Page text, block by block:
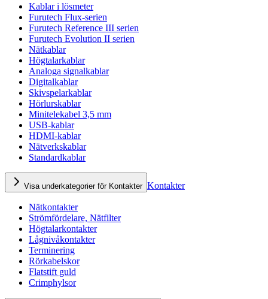
Kablar i lösmeter
Furutech Flux-serien
Furutech Reference III serien
Furutech Evolution II serien
Nätkablar
Högtalarkablar
Analoga signalkablar
Digitalkablar
Skivspelarkablar
Hörlurskablar
Minitelekabel 3,5 mm
USB-kablar
HDMI-kablar
Nätverkskablar
Standardkablar
Visa underkategorier för Kontakter Kontakter
Nätkontakter
Strömfördelare, Nätfilter
Högtalarkontakter
Lågnivåkontakter
Terminering
Rörkabelskor
Flatstift guld
Crimphylsor